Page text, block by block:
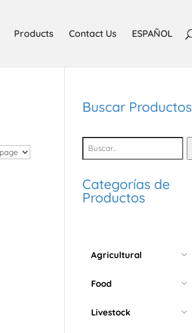
Products Contact Us ESPAÑOL
Buscar Productos
Categorías de
Productos
Agricultural
Food
Livestock